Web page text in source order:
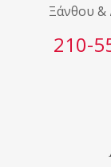
Ξάνθου &
210-